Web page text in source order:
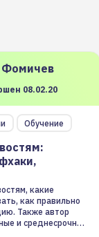
Фомичев
08.02.20
Обучение
какие
как правильно
Также автор
и среднесрочные